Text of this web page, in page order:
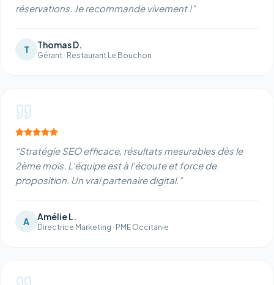
réservations. Je recommande vivement !”
T Thomas D.
Gérant · Restaurant Le Bouchon
“Stratégie SEO efficace, résultats mesurables dès le
2ème mois. L'équipe est à l'écoute et force de
proposition. Un vrai partenaire digital. ”
A Amélie L.
Directrice Marketing · PME Occitanie